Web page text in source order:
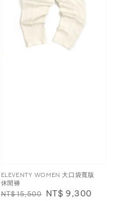
ELEVENTY WOMEN 大口袋寬版
休閒褲
Regular
NT$ 15,500 Sale
NT$ 9,300